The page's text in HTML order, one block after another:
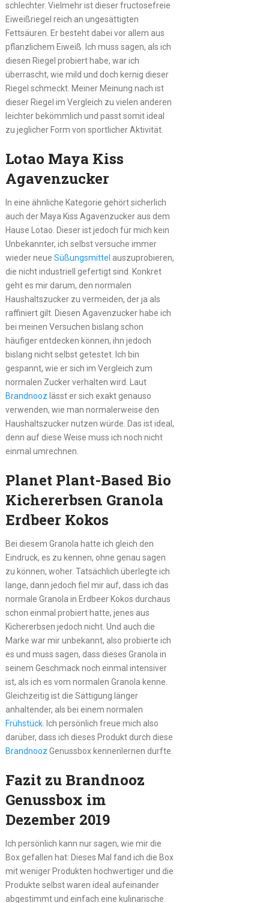
schlechter. Vielmehr ist dieser fructosefreie
Eiweißriegel reich an ungesättigten
Fettsäuren. Er besteht dabei vor allem aus
pflanzlichem Eiweiß. Ich muss sagen, als ich
diesen Riegel probiert habe, war ich
überrascht, wie mild und doch kernig dieser
Riegel schmeckt. Meiner Meinung nach ist
dieser Riegel im Vergleich zu vielen anderen
leichter bekömmlich und passt somit ideal
zu jeglicher Form von sportlicher Aktivität.
Lotao Maya Kiss
Agavenzucker
In eine ähnliche Kategorie gehört sicherlich
auch der Maya Kiss Agavenzucker aus dem
Hause Lotao. Dieser ist jedoch für mich kein
Unbekannter, ich selbst versuche immer
wieder neue Süßungsmittel auszuprobieren,
die nicht industriell gefertigt sind. Konkret
geht es mir darum, den normalen
Haushaltszucker zu vermeiden, der ja als
raffiniert gilt. Diesen Agavenzucker habe ich
bei meinen Versuchen bislang schon
häufiger entdecken können, ihn jedoch
bislang nicht selbst getestet. Ich bin
gespannt, wie er sich im Vergleich zum
normalen Zucker verhalten wird. Laut
Brandnooz lässt er sich exakt genauso
verwenden, wie man normalerweise den
Haushaltszucker nutzen würde. Das ist ideal,
denn auf diese Weise muss ich noch nicht
einmal umrechnen.
Planet Plant-Based Bio
Kichererbsen Granola
Erdbeer Kokos
Bei diesem Granola hatte ich gleich den
Eindruck, es zu kennen, ohne genau sagen
zu können, woher. Tatsächlich überlegte ich
lange, dann jedoch fiel mir auf, dass ich das
normale Granola in Erdbeer Kokos durchaus
schon einmal probiert hatte, jenes aus
Kichererbsen jedoch nicht. Und auch die
Marke war mir unbekannt, also probierte ich
es und muss sagen, dass dieses Granola in
seinem Geschmack noch einmal intensiver
ist, als ich es vom normalen Granola kenne.
Gleichzeitig ist die Sättigung länger
anhaltender, als bei einem normalen
Frühstück. Ich persönlich freue mich also
darüber, dass ich dieses Produkt durch diese
Brandnooz Genussbox kennenlernen durfte.
Fazit zu Brandnooz
Genussbox im
Dezember 2019
Ich persönlich kann nur sagen, wie mir die
Box gefallen hat: Dieses Mal fand ich die Box
mit weniger Produkten hochwertiger und die
Produkte selbst waren ideal aufeinander
abgestimmt und einfach eine kulinarische